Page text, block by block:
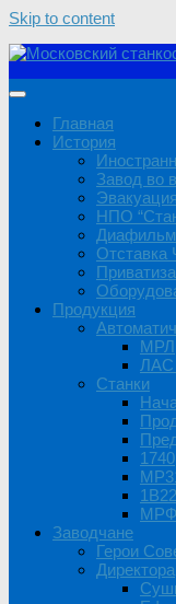
Skip to content
Главная
История
Завод во
НПО
Отставка
Продукция
МРЛ
Станки
1740
Заводчане
Герои
Директора